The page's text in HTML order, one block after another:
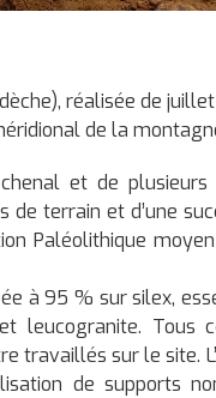
réalisée de
de la
et de plusieurs
terrain et d’une
Paléolithique
à 95 % sur silex,
leucogranite. Tous
travaillés sur le site.
de supports